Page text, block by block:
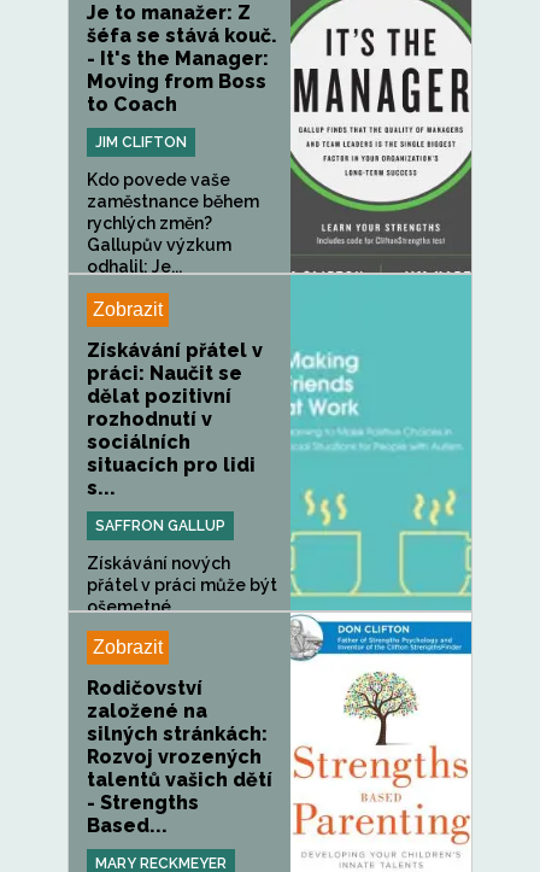
Je to manažer: Z
šéfa se stává kouč.
- It's the Manager:
Moving from Boss
to Coach
JIM CLIFTON
Kdo povede vaše
zaměstnance během
rychlých změn?
Gallupův výzkum
odhalil: Je...
Zobrazit
Získávání přátel v
práci: Naučit se
dělat pozitivní
rozhodnutí v
sociálních
situacích pro lidi
s...
SAFFRON GALLUP
Získávání nových
přátel v práci může být
ošemetné...
Zobrazit
Rodičovství
založené na
silných stránkách:
Rozvoj vrozených
talentů vašich dětí
- Strengths
Based...
MARY RECKMEYER